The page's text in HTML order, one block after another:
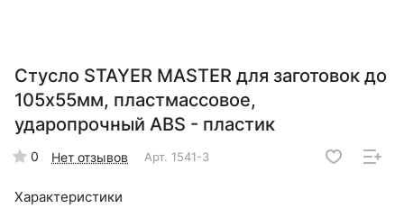
Стусло STAYER MASTER для заготовок до
105х55мм, пластмассовое,
ударопрочный ABS - пластик
0 Нет отзывов Арт. 1541-3
Характеристики